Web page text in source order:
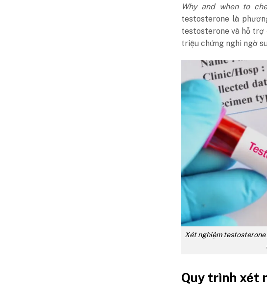
Why and when to
testosterone là
testosterone và hỗ trợ
triệu chứng nghi ngờ
Xét nghiệm
Quy trình xét